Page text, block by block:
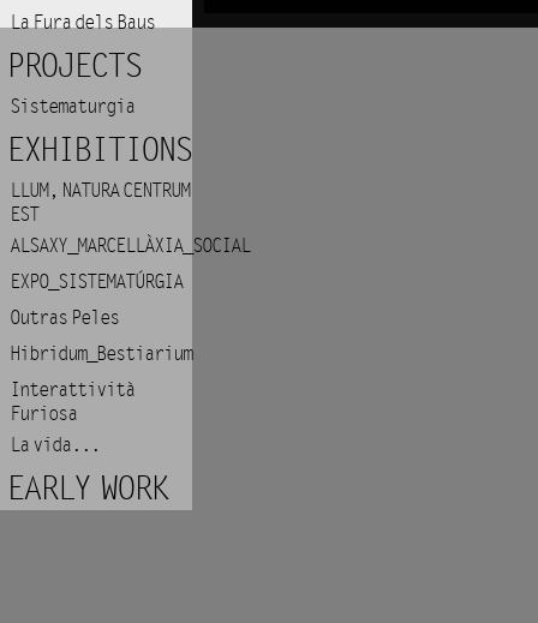
La Fura dels Baus
PROJECTS
Sistematurgia
EXHIBITIONS
LLUM, NATURA CENTRUM
EST
ALSAXY_MARCELLÀXIA_SOCIAL
EXPO_SISTEMATÚRGIA
Outras Peles
Hibridum_Bestiarium
Interattività
Furiosa
La vida...
EARLY WORK